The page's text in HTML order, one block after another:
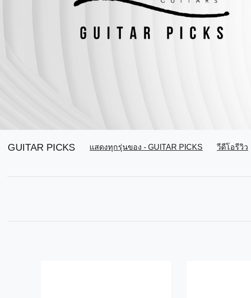
GUITAR PICKS แสดงทุกรุ่นของ - GUITAR PICKS วีดีโอรีวิว